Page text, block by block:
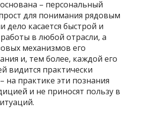
– персональный
для понимания рядовым
дело касается быстрой и
в любой отрасли, а
механизмов его
и, тем более, каждой его
видится практически
практике эти познания
и не приносят пользу в